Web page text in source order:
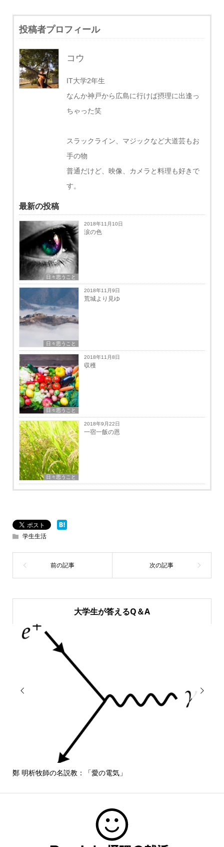
投稿者プロフィール
コウ
IT大学2年生
なんか神戸から広島に行けば摂理に出逢っ
ちゃった笑
スラックライン、マジックなど大道芸もお
手の物
普通だけど、映像、カメラと料理も好きで
す。
最新の投稿
日々思うこと
2018年11月10日
涙の色
日々思うこと
2018年11月9日
荒城より見ゆ
日々思うこと
2018年11月8日
収穫
日々思うこと
2018年9月22日
一宿一飯の恩
学生生活
大学生が答えるQ＆A

鄭 明析牧師の名説教：「愛の電気」
